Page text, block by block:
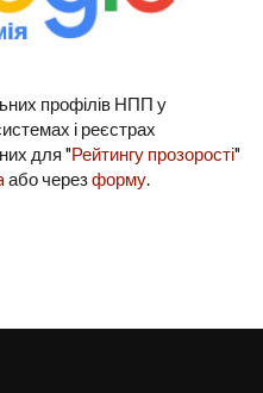
профілів НПП у
і реєстрах
для "Рейтингу прозорості"
або черезформу.